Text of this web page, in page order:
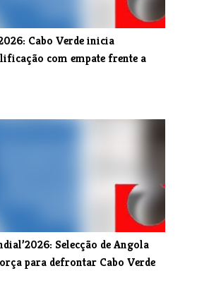
Cabo Verde inicia
com empate frente a
Selecção de Angola
para defrontar Cabo Verde